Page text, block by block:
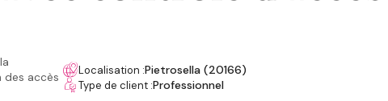
des accès
Localisation :Pietrosella (20166)
Type de client :Professionnel